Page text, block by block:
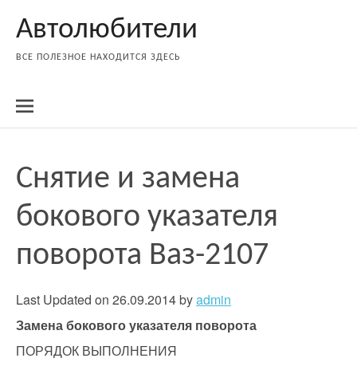
content
Автолюбители
ВСЕ ПОЛЕЗНОЕ НАХОДИТСЯ ЗДЕСЬ
Снятие и замена
бокового указателя
поворота Ваз-2107
Last Updated on 26.09.2014 byadmin
Заменабокового указателя поворота
ПОРЯДОК ВЫПОЛНЕНИЯ